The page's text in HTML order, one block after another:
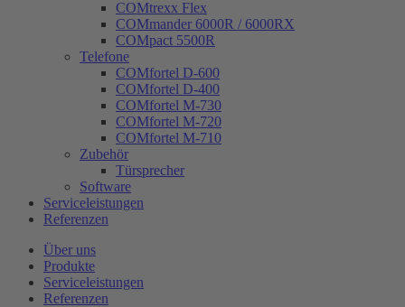
COMtrexx Flex
COMmander 6000R / 6000RX
COMpact 5500R
Telefone
COMfortel D-600
COMfortel D-400
COMfortel M-730
COMfortel M-720
COMfortel M-710
Zubehör
Türsprecher
Software
Serviceleistungen
Referenzen
Über uns
Produkte
Serviceleistungen
Referenzen